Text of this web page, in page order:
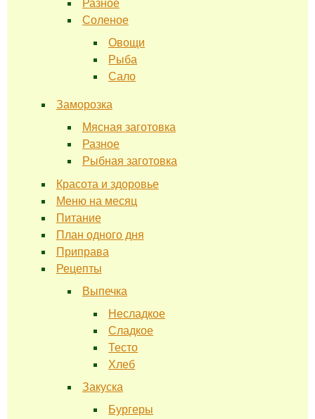
Разное
Соленое
Овощи
Рыба
Сало
Заморозка
Мясная заготовка
Разное
Рыбная заготовка
Красота и здоровье
Меню на месяц
Питание
План одного дня
Приправа
Рецепты
Выпечка
Несладкое
Сладкое
Тесто
Хлеб
Закуска
Бургеры